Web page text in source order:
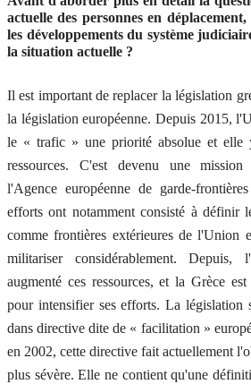
actuelle des personnes en
les développements du système
la situation actuelle ?
Il est important de replacer la législation
la législation européenne. Depuis 2015,
le « trafic » une priorité absolue et elle
ressources. C'est devenu une
l'Agence européenne de garde-
efforts ont notamment consisté à définir
comme frontières extérieures de l'Union
militariser considérablement. Depuis,
augmenté ces ressources, et la Grèce
pour intensifier ses efforts. La législation
dans directive dite de « facilitation »
en 2002, cette directive fait actuellement
plus sévère. Elle ne contient qu'une